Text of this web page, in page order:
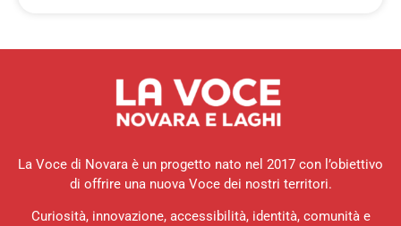
La Voce di Novara è un progetto nato nel 2017 con l’obiettivo
di offrire una nuova Voce dei nostri territori.
Curiosità, innovazione, accessibilità, identità, comunità e